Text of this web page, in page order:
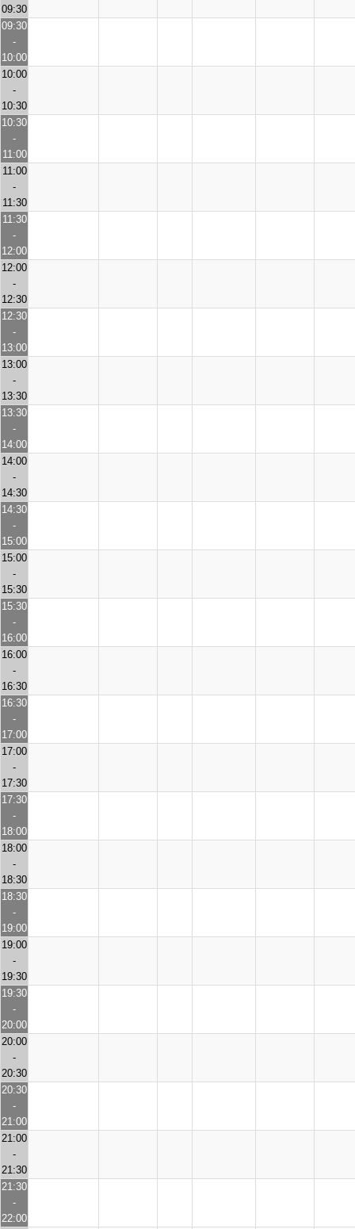
09:30
09:30
-
10:00
10:00
-
10:30
10:30
-
11:00
11:00
-
11:30
11:30
-
12:00
12:00
-
12:30
12:30
-
13:00
13:00
-
13:30
13:30
-
14:00
14:00
-
14:30
14:30
-
15:00
15:00
-
15:30
15:30
-
16:00
16:00
-
16:30
16:30
-
17:00
17:00
-
17:30
17:30
-
18:00
18:00
-
18:30
18:30
-
19:00
19:00
-
19:30
19:30
-
20:00
20:00
-
20:30
20:30
-
21:00
21:00
-
21:30
21:30
-
22:00